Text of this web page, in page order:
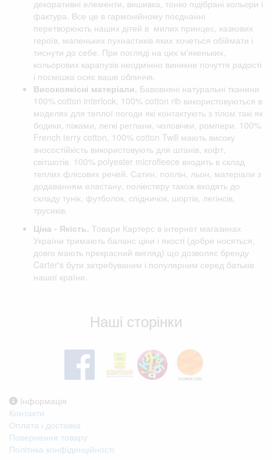
декоративні елементи, вишивка, тонко підібрані кольори і
фактура. Все це в гармонійному поєднанні
перетворюють наших дітей в милих принцес, казкових
героїв, маленьких пухнастиків яких хочеться обіймати і
тиснути до себе. При погляді на цих м'якеньких,
кольорових карапузів неодмінно виникне почуття радості
і посмішка осяє ваше обличчя.
Високоякісні матеріали. Бавовняні натуральні тканини
100% cotton interlock, 100% cotton rib використовуються в
моделях для теплої погоди які контактують з тілом такі як
бодики, піжами, легкі реглани, чоловічки, ромпери. 100%
French terry cotton, 100% cotton Twill мають високу
зносостійкість використовують для штанів, кофт,
світшотів. 100% polyester microfleece входить в склад
теплих флісових речей. Сатин, поплін, льон, матеріали з
додаванням еластану, поліестеру також входять до
складу тунік, футболок, спідничок, шортів, легінсів,
трусиків.
Ціна - Якість. Товари Картерс в інтернет магазинах
України тримають баланс ціни і якості (добре носяться,
довго мають прекрасний вигляд) що дозволяє бренду
Carter's бути затребуваним і популярним серед батьків
нашої країни.
Наші сторінки
Інформація
Контакти
Оплата і доставка
Повернення товару
Політика конфіденційності